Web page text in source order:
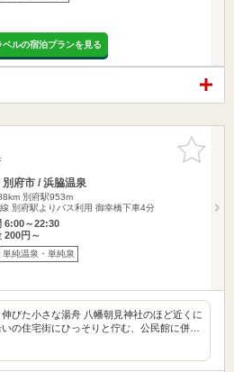
ベルの宿泊プランを見る
お気に入
りに追加
別府市 / 浜脇温泉
別府駅953m
別府駅よりバス利用 御幸橋下車4分
6:00～22:30
200円～
単純温泉・単純泉
びた小さな湯舟 八幡朝見神社のほど近くに
の住宅街にひっそりと佇む、公民館に併…